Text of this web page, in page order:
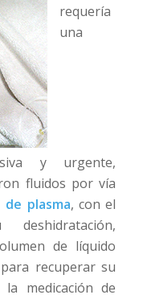
requería
una
y urgente,
fluidos por vía
plasma, con el
de líquido
recuperar su
medicación de